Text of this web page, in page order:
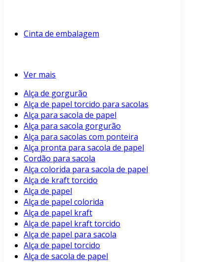
Cinta de embalagem
Ver mais
Alça de gorgurão
Alça de papel torcido para sacolas
Alça para sacola de papel
Alça para sacola gorgurão
Alça para sacolas com ponteira
Alça pronta para sacola de papel
Cordão para sacola
Alça colorida para sacola de papel
Alça de kraft torcido
Alça de papel
Alça de papel colorida
Alça de papel kraft
Alça de papel kraft torcido
Alça de papel para sacola
Alça de papel torcido
Alça de sacola de papel